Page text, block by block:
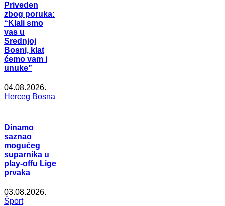
Priveden
zbog poruka:
“Klali smo
vas u
Srednjoj
Bosni, klat
ćemo vam i
unuke”
04.08.2026.
Herceg Bosna
Dinamo
saznao
mogućeg
suparnika u
play-offu Lige
prvaka
03.08.2026.
Šport